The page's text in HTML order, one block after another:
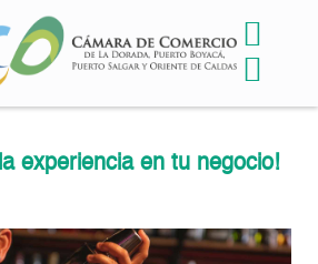
experiencia en tu negocio!